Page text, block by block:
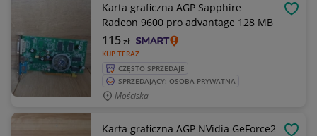
Karta graficzna AGP Sapphire
Radeon 9600 pro advantage 128 MB
KUP TERAZ
115zł
CZĘSTO SPRZEDAJE
SPRZEDAJĄCY: OSOBA PRYWATNA
Mościska
Karta graficzna AGP NVidia GeForce2